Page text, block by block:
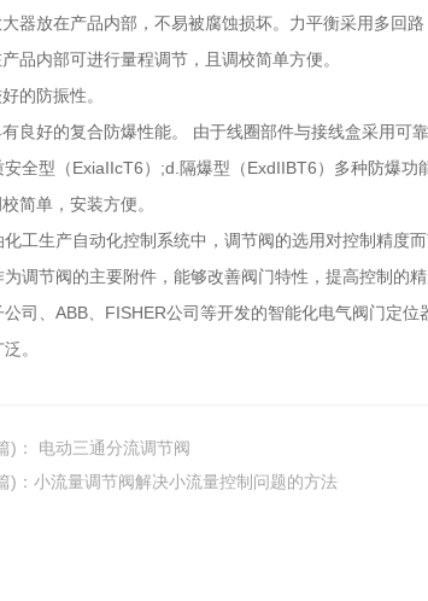
器放在产品内部，不易被腐蚀损坏。力平衡采用多回
品内部可进行量程调节，且调校简单方便。
的防振性。
良好的复合防爆性能。 由于线圈部件与接线盒采用可
安全型（ExiaIIcT6）;d.隔爆型（ExdIIBT6）多种防爆功
简单，安装方便。
化工生产自动化控制系统中，调节阀的选用对控制精度
为调节阀的主要附件，能够改善阀门特性，提高控制的
公司、ABB、FISHER公司等开发的智能化电气阀门定
。
) ：
电动三通分流调节阀
) ： 小流量调节阀解决小流量控制问题的方法